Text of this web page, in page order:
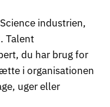
industrien,
Talent
du har brug for
i organisationen
uger eller